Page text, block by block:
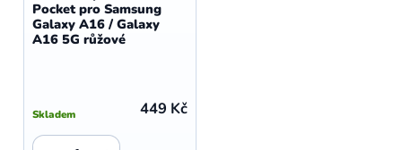
Pocket pro Samsung
Galaxy A16 / Galaxy
A16 5G růžové
Skladem 449 Kč